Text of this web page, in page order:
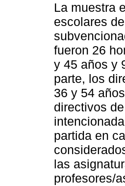
La muestra
escolares
fueron 26
y 45 años y
parte, los
36 y 54
directivos
partida en
las
profesores/